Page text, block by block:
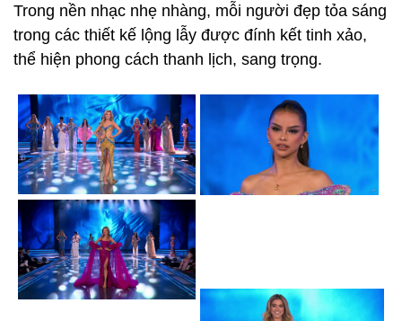
Trong nền nhạc nhẹ nhàng, mỗi người đẹp tỏa sáng
trong các thiết kế lộng lẫy được đính kết tinh xảo,
thể hiện phong cách thanh lịch, sang trọng.